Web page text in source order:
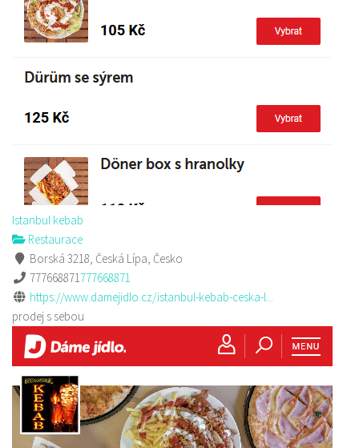
Istanbul kebab
Restaurace
Borská 3218, Česká Lípa, Česko
777668871777668871
https://www.damejidlo.cz/istanbul-kebab-ceska-l...
prodej s sebou